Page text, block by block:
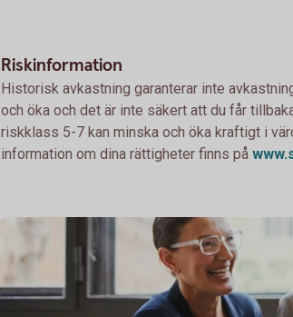
Riskinformation
Historisk avkastning garanterar inte
och öka och det är inte säkert att du får
riskklass 5-7 kan minska och öka kraftigt i
information om dina rättigheter finns på